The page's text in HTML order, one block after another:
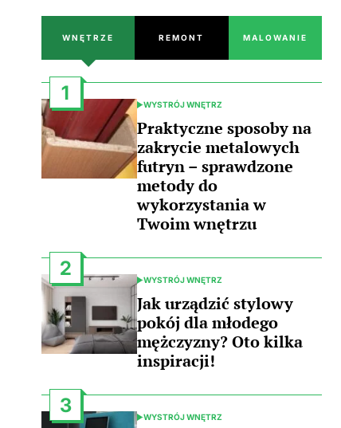
WNĘTRZE REMONT MALOWANIE
1
POSTED
IN
WYSTRÓJ WNĘTRZ
Praktyczne sposoby na
zakrycie metalowych
futryn – sprawdzone
metody do
wykorzystania w
Twoim wnętrzu
2
POSTED
IN
WYSTRÓJ WNĘTRZ
Jak urządzić stylowy
pokój dla młodego
mężczyzny? Oto kilka
inspiracji!
3
POSTED
WYSTRÓJ WNĘTRZ